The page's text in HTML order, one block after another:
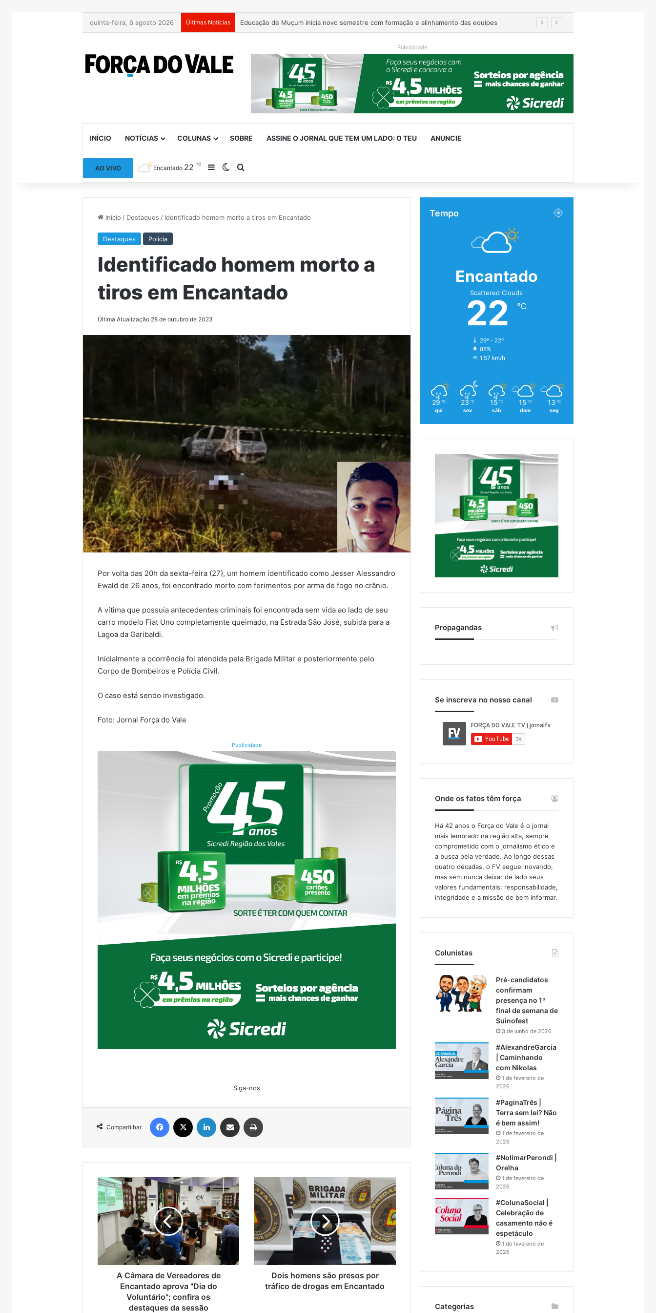
quinta-feira, 6 agosto 2026 Últimas Notícias
Publicidade
INÍCIO NOTÍCIAS COLUNAS SOBRE ASSINE O JORNAL QUE TEM UM LADO: O TEU ANUNCIE
AO VIVO Encantado 22℃ Barra Lateral
Switch skin
Início / Destaques / Identificado homem morto a tiros em Encantado
Destaques Polícia
Identificado homem morto a
tiros em Encantado
Última Atualização 28 de outubro de 2023
Por volta das 20h da sexta-feira (27), um homem identificado como Jesser Alessandro
Ewald de 26 anos, foi encontrado morto com ferimentos por arma de fogo no crânio.
A vítima que possuía antecedentes criminais foi encontrada sem vida ao lado de seu
carro modelo Fiat Uno completamente queimado, na Estrada São José, subida para a
Lagoa da Garibaldi.
Inicialmente a ocorrência foi atendida pela Brigada Militar e posteriormente pelo
Corpo de Bombeiros e Polícia Civil.
O caso está sendo investigado.
Foto: Jornal Força do Vale
Publicidade
Siga-nos
Compartilhar
Facebook Linkedin Compartilhar via e-mail
A
Câmara
de
Vereadores
de
Encantado
aprova
"Dia
do
Voluntário";A Câmara de Vereadores de
Encantado aprova "Dia do
Voluntário"; confira os
destaques da sessão
Dois
homens
são
presos
por
tráfico
de
drogas
em
EncantadoDois homens são presos por
tráfico de drogas em Encantado
Tempo
Encantado
Scattered Clouds
22 ℃
29º - 22º
88%
1.57 km/h
29 ℃
qui
23 ℃
sex
15 ℃
sáb
15 ℃
dom
13 ℃
seg
Propagandas
Se inscreva no nosso canal
Onde os fatos têm força
Há 42 anos o Força do Vale é o jornal
mais lembrado na região alta, sempre
comprometido com o jornalismo ético e
a busca pela verdade. Ao longo dessas
quatro décadas, o FV segue inovando,
mas sem nunca deixar de lado seus
valores fundamentais: responsabilidade,
integridade e a missão de bem informar.​
Colunistas
Pré-candidatos
confirmam
presença no 1º
final de semana de
Suinofest
3 de junho de 2026
#AlexandreGarcia
| Caminhando
com Nikolas
1 de fevereiro de
2026
#PaginaTrês |
Terra sem lei? Não
é bem assim!
1 de fevereiro de
2026
#NolimarPerondi |
Orelha
1 de fevereiro de
2026
#ColunaSocial |
Celebração de
casamento não é
espetáculo
1 de fevereiro de
2026
Categorias